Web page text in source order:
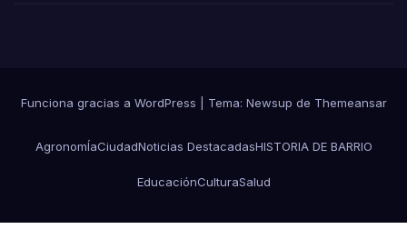
Funciona gracias a WordPress Tema: Newsup de Themeansar
AgronomÍaCiudadNoticias DestacadasHISTORIA DE BARRIO
EducaciónCulturaSalud